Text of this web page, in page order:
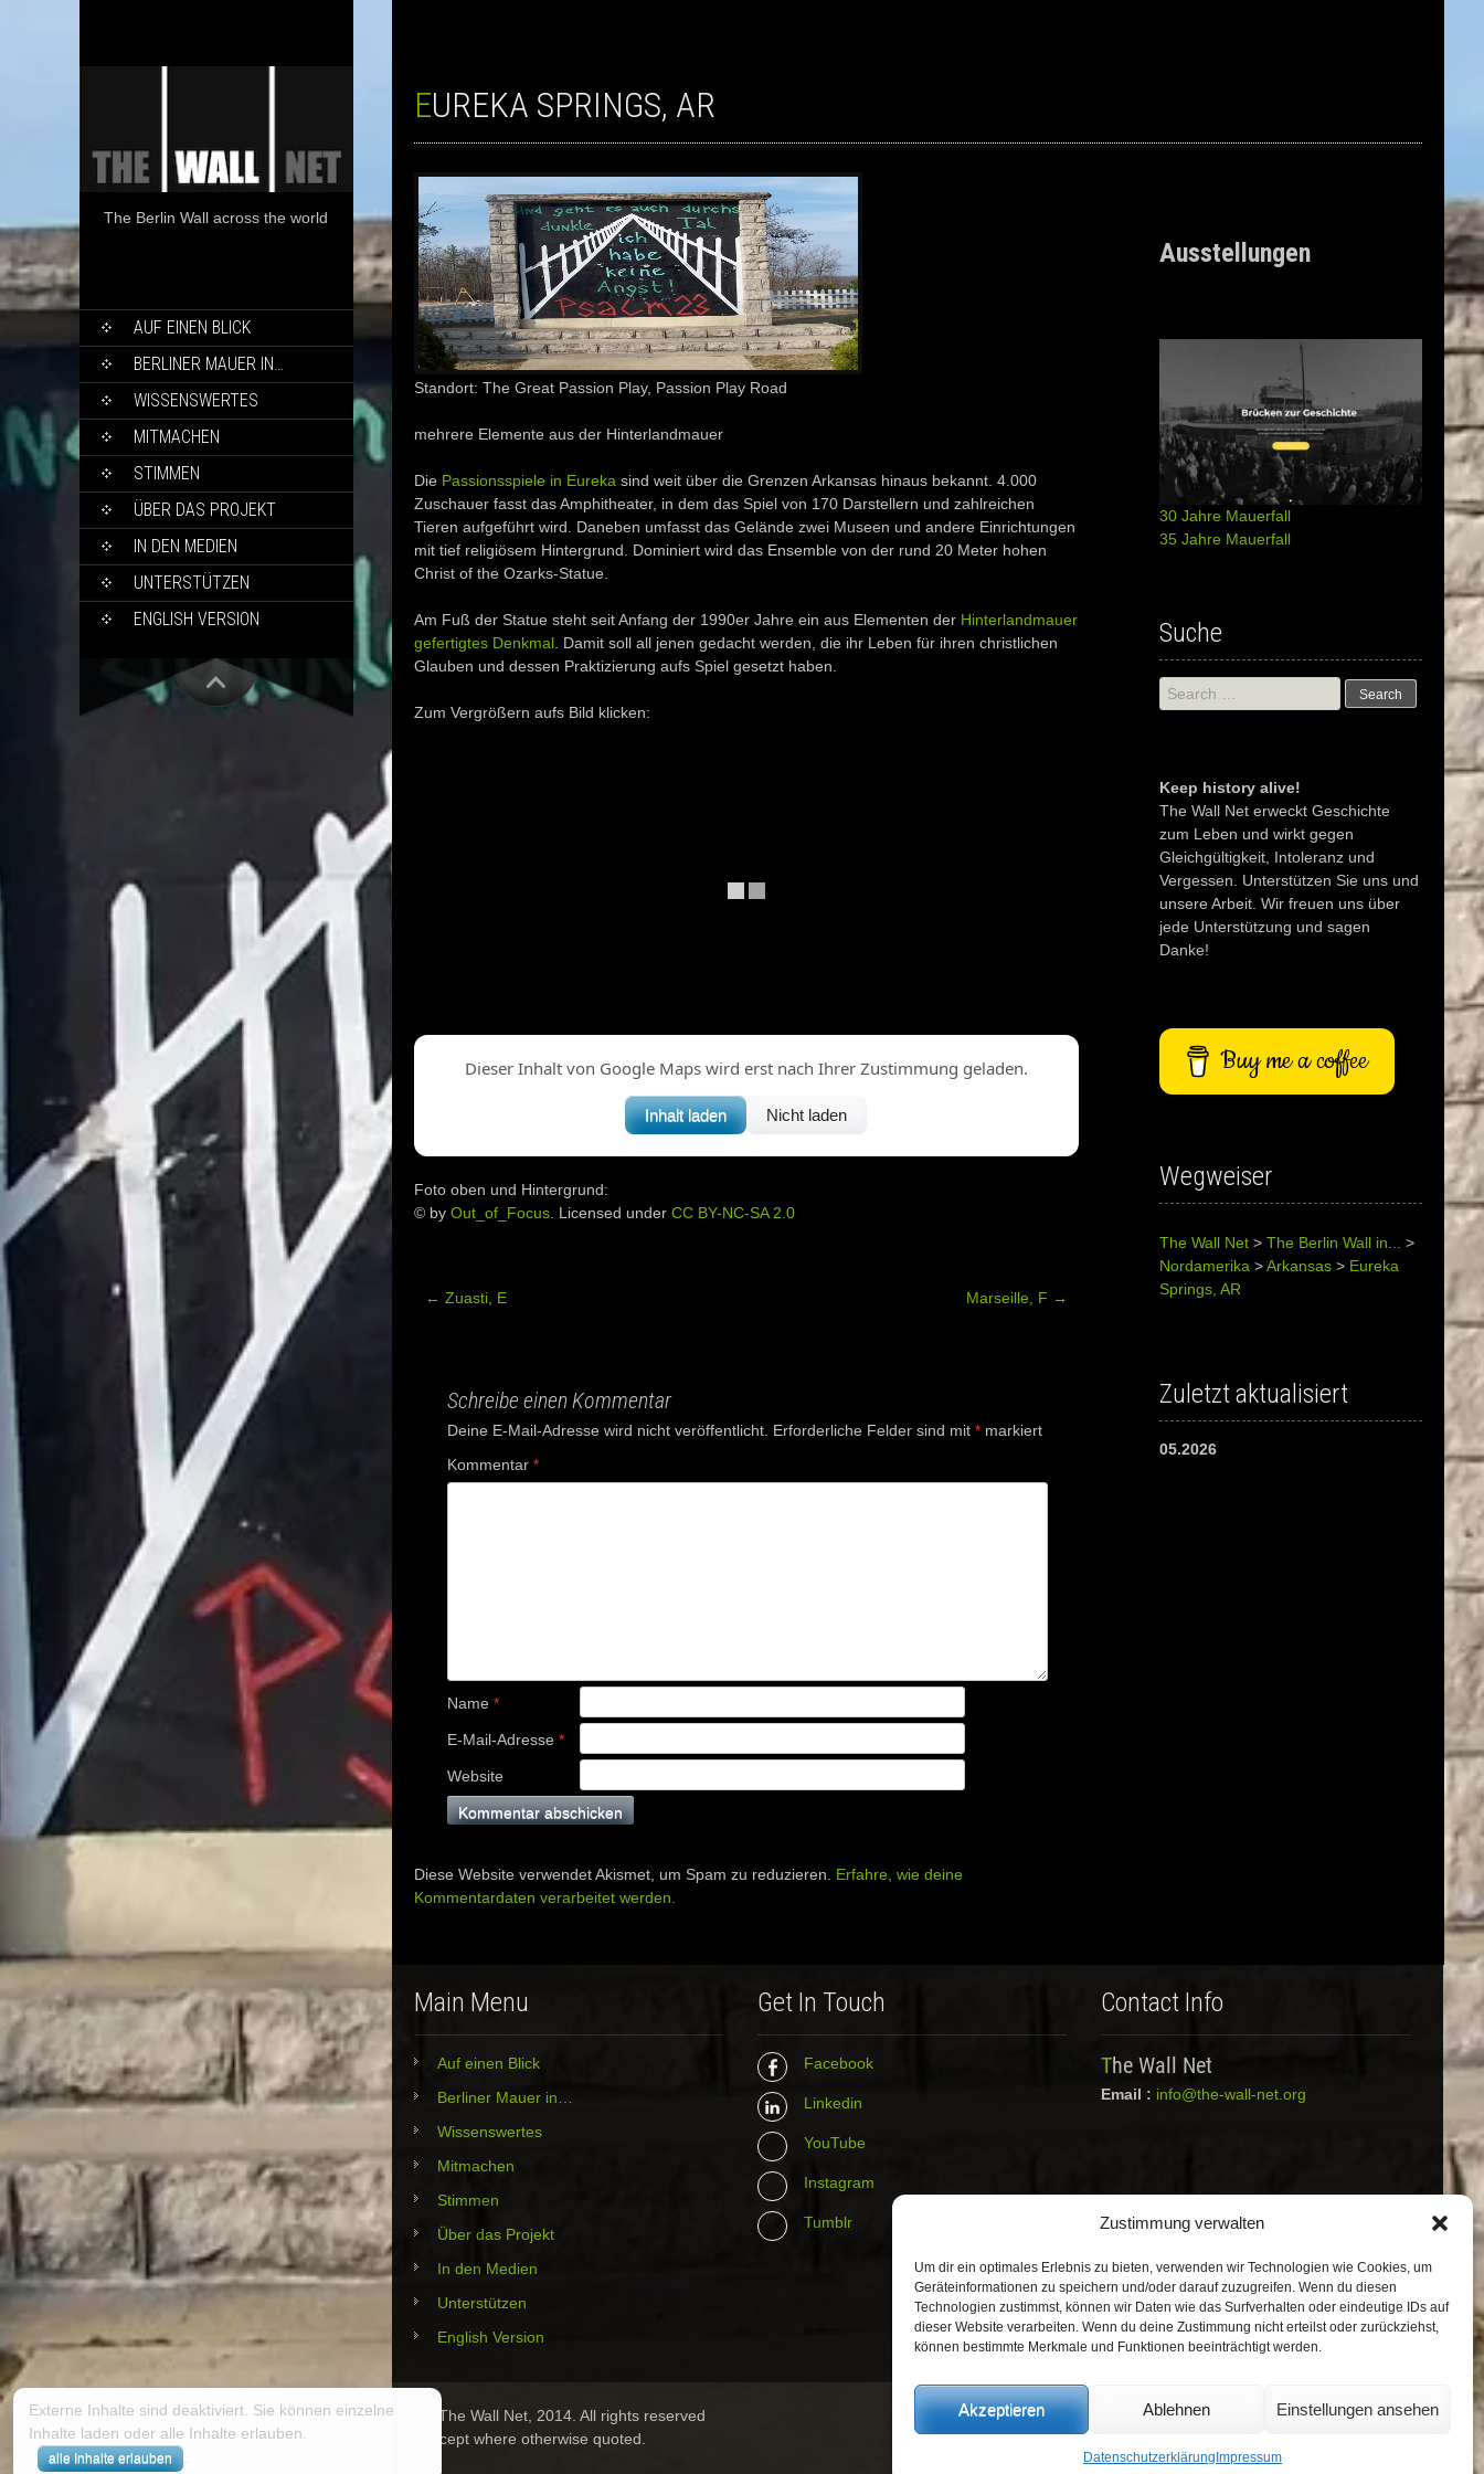
Zustimmung verwalten
Um dir ein optimales Erlebnis zu bieten, verwenden wir Technologien wie Cookies, um
Geräteinformationen zu speichern und/oder darauf zuzugreifen. Wenn du diesen
Technologien zustimmst, können wir Daten wie das Surfverhalten oder eindeutige IDs auf
dieser Website verarbeiten. Wenn du deine Zustimmung nicht erteilst oder zurückziehst,
können bestimmte Merkmale und Funktionen beeinträchtigt werden.
Akzeptieren Ablehnen Einstellungen ansehen
Datenschutzerklärung Impressum
The Berlin Wall across the world
SKIP
TO
CONTENT
AUF EINEN BLICK
BERLINER MAUER IN…
WISSENSWERTES
MITMACHEN
STIMMEN
ÜBER DAS PROJEKT
IN DEN MEDIEN
UNTERSTÜTZEN
ENGLISH VERSION
EUREKA SPRINGS, AR
Standort: The Great Passion Play, Passion Play Road
mehrere Elemente aus der Hinterlandmauer
Die Passionsspiele in Eureka sind weit über die Grenzen Arkansas hinaus bekannt. 4.000
Zuschauer fasst das Amphitheater, in dem das Spiel von 170 Darstellern und zahlreichen
Tieren aufgeführt wird. Daneben umfasst das Gelände zwei Museen und andere Einrichtungen
mit tief religiösem Hintergrund. Dominiert wird das Ensemble von der rund 20 Meter hohen
Christ of the Ozarks-Statue.
Am Fuß der Statue steht seit Anfang der 1990er Jahre ein aus Elementen der Hinterlandmauer
gefertigtes Denkmal. Damit soll all jenen gedacht werden, die ihr Leben für ihren christlichen
Glauben und dessen Praktizierung aufs Spiel gesetzt haben.
Zum Vergrößern aufs Bild klicken:
Dieser Inhalt von Google Maps wird erst nach Ihrer Zustimmung geladen.
Inhalt laden Nicht laden
Foto oben und Hintergrund:
© by Out_of_Focus. Licensed under CC BY-NC-SA 2.0
Post
← Zuasti, E Marseille, F →
Schreibe einen Kommentar
Deine E-Mail-Adresse wird nicht veröffentlicht. Erforderliche Felder sind mit *markiert
Kommentar *
Name *
E-Mail-Adresse *
Website
Diese Website verwendet Akismet, um Spam zu reduzieren. Erfahre, wie deine
Kommentardaten verarbeitet werden.
Ausstellungen
30 Jahre Mauerfall
35 Jahre Mauerfall
Suche
Search
for:
Keep history alive!
The Wall Net erweckt Geschichte
zum Leben und wirkt gegen
Gleichgültigkeit, Intoleranz und
Vergessen. Unterstützen Sie uns und
unsere Arbeit. Wir freuen uns über
jede Unterstützung und sagen
Danke!
Buy me a coffee
Wegweiser
The Wall Net >The Berlin Wall in... >
Nordamerika >Arkansas > Eureka
Springs, AR
Zuletzt aktualisiert
05.2026
Main Menu
Auf einen Blick
Berliner Mauer in…
Wissenswertes
Mitmachen
Stimmen
Über das Projekt
In den Medien
Unterstützen
English Version
Get In Touch
Facebook
Linkedin
YouTube
Instagram
Tumblr
Contact Info
The Wall Net
Email : info@the-wall-net.org
© The Wall Net, 2014. All rights reserved
except where otherwise quoted.
Datenschutz Impressum|Credits
Externe Inhalte sind deaktiviert. Sie können einzelne
Inhalte laden oder alle Inhalte erlauben.
alle Inhalte erlauben